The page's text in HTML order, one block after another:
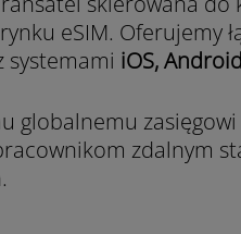
eSIM. Oferujemy
systemami iOS,
globalnemu
zdalnym